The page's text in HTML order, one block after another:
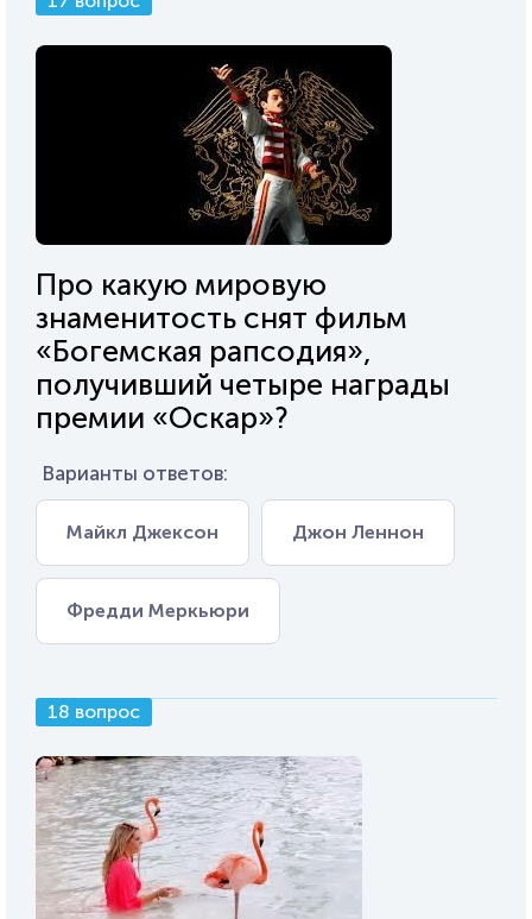
Про какую мировую
знаменитость снят фильм
«Богемская рапсодия»,
получивший четыре награды
премии «Оскар»?
Варианты ответов:
Майкл Джексон Джон Леннон
Фредди Меркьюри
18 вопрос